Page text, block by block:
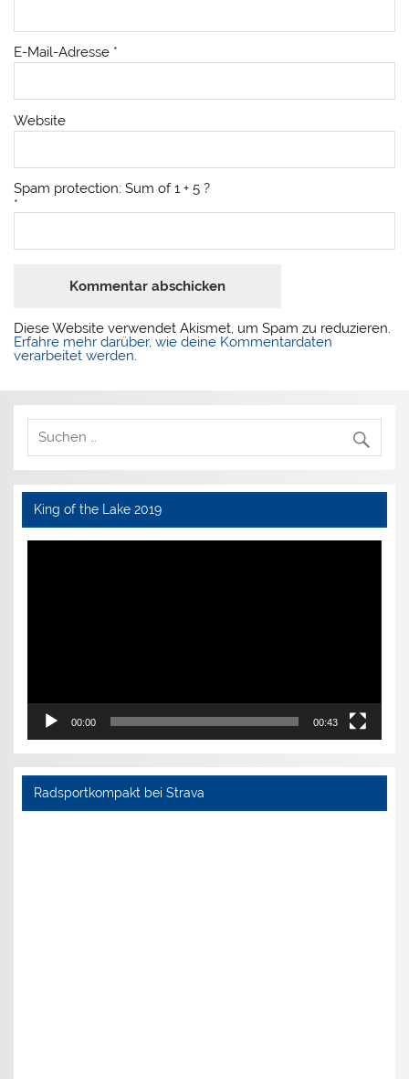
E-Mail-Adresse *
Website
Spam protection: Sum of 1 + 5 ?
*
Diese Website verwendet Akismet, um Spam zu reduzieren.
Erfahre mehr darüber, wie deine Kommentardaten
verarbeitet werden.
King of the Lake 2019
Video-
00:00 00:43
Radsportkompakt bei Strava